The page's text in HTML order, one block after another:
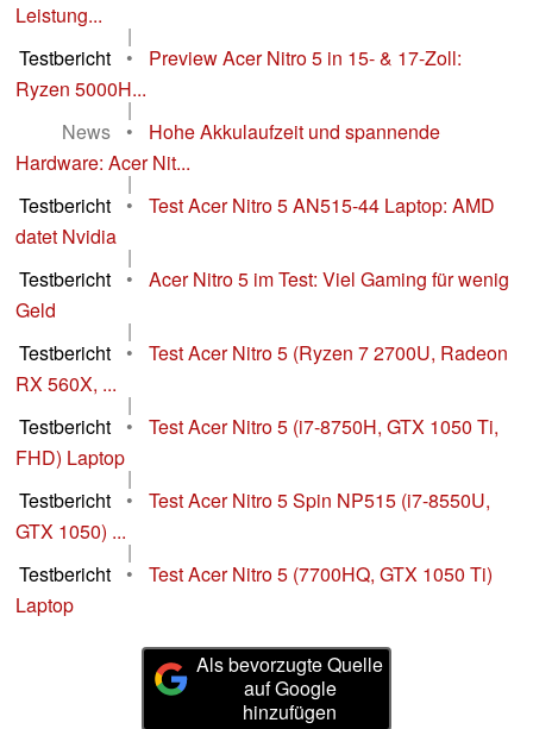
Leistung...
|
Testbericht
•
Preview Acer Nitro 5 in 15- & 17-Zoll:
Ryzen 5000H...
|
News
•
Hohe Akkulaufzeit und spannende
Hardware: Acer Nit...
|
Testbericht
•
Test Acer Nitro 5 AN515-44 Laptop: AMD
datet Nvidia
|
Testbericht
•
Acer Nitro 5 im Test: Viel Gaming für wenig
Geld
|
Testbericht
•
Test Acer Nitro 5 (Ryzen 7 2700U, Radeon
RX 560X, ...
|
Testbericht
•
Test Acer Nitro 5 (i7-8750H, GTX 1050 Ti,
FHD) Laptop
|
Testbericht
•
Test Acer Nitro 5 Spin NP515 (i7-8550U,
GTX 1050) ...
|
Testbericht
•
Test Acer Nitro 5 (7700HQ, GTX 1050 Ti)
Laptop
Als bevorzugte Quelle
auf Google
hinzufügen